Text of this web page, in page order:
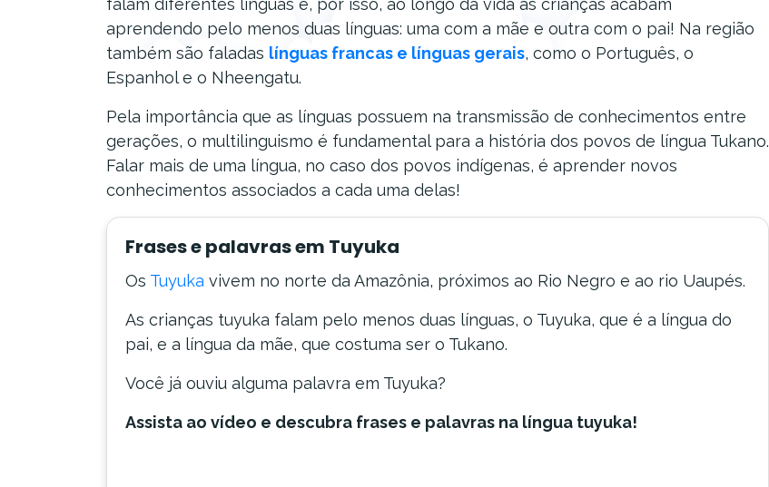
falam diferentes línguas e, por isso, ao longo da vida as crianças acabam
aprendendo pelo menos duas línguas: uma com a mãe e outra com o pai! Na região
também são faladas línguas francas e línguas gerais, como o Português, o
Espanhol e o Nheengatu.
Pela importância que as línguas possuem na transmissão de conhecimentos entre
gerações, o multilinguismo é fundamental para a história dos povos de língua Tukano.
Falar mais de uma língua, no caso dos povos indígenas, é aprender novos
conhecimentos associados a cada uma delas!
Frases e palavras em Tuyuka
Os Tuyuka vivem no norte da Amazônia, próximos ao Rio Negro e ao rio Uaupés.
As crianças tuyuka falam pelo menos duas línguas, o Tuyuka, que é a língua do
pai, e a língua da mãe, que costuma ser o Tukano.
Você já ouviu alguma palavra em Tuyuka?
Assista ao vídeo e descubra frases e palavras na língua tuyuka!